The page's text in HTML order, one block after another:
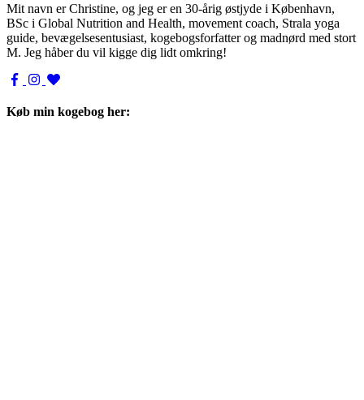
Mit navn er Christine, og jeg er en 30-årig østjyde i København,
BSc i Global Nutrition and Health, movement coach, Strala yoga
guide, bevægelsesentusiast, kogebogsforfatter og madnørd med stort
M. Jeg håber du vil kigge dig lidt omkring!
Køb min kogebog her: